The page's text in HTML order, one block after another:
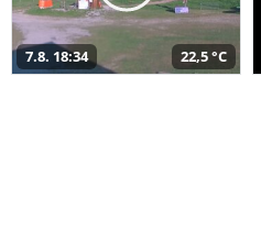
7.8. 18:34 22,5 °C